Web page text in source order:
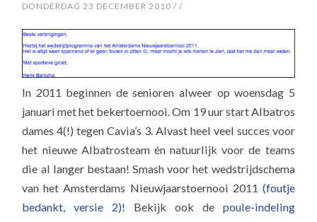
DONDERDAG 23 DECEMBER 2010 //
In 2011 beginnen de senioren alweer op woensdag 5
januari met het bekertoernooi. Om 19 uur start Albatros
dames 4(!) tegen Cavia’s 3. Alvast heel veel succes voor
het nieuwe Albatrosteam én natuurlijk voor de teams
die al langer bestaan! Smash voor het wedstrijdschema
van het Amsterdams Nieuwjaarstoernooi 2011 (foutje
bedankt, versie 2)! Bekijk ook de poule-indeling